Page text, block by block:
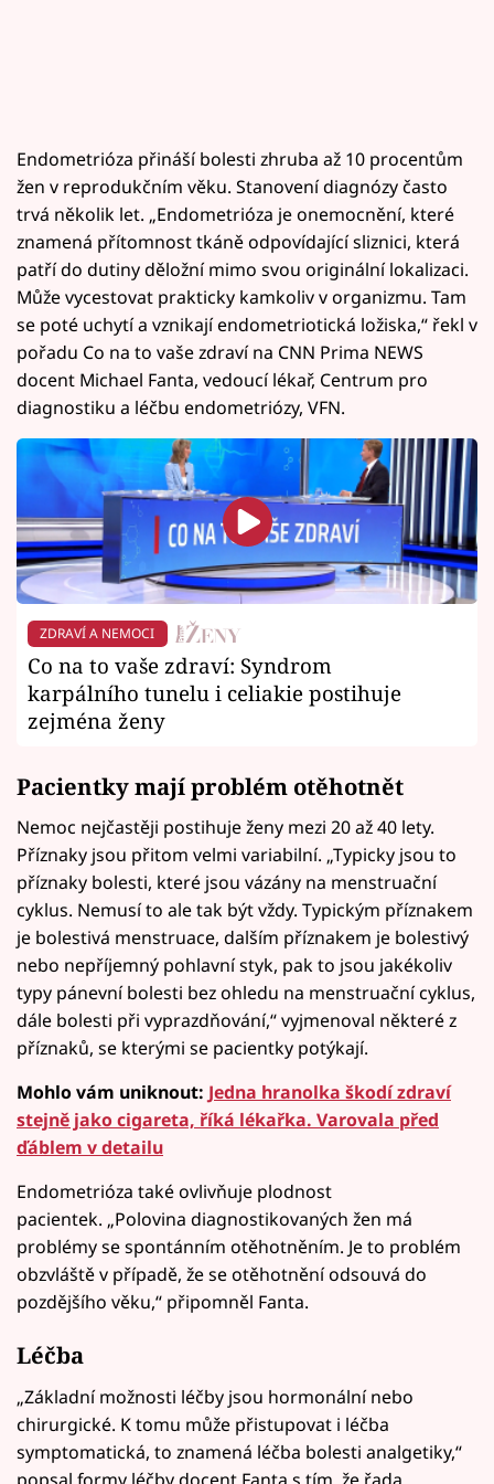
Endometrióza přináší bolesti zhruba až 10 procentům
žen v reprodukčním věku. Stanovení diagnózy často
trvá několik let. „Endometrióza je onemocnění, které
znamená přítomnost tkáně odpovídající sliznici, která
patří do dutiny děložní mimo svou originální lokalizaci.
Může vycestovat prakticky kamkoliv v organizmu. Tam
se poté uchytí a vznikají endometriotická ložiska,“ řekl v
pořadu Co na to vaše zdraví na CNN Prima NEWS
docent Michael Fanta, vedoucí lékař, Centrum pro
diagnostiku a léčbu endometriózy, VFN.
ZDRAVÍ A NEMOCI
Co na to vaše zdraví: Syndrom
karpálního tunelu i celiakie postihuje
zejména ženy
Pacientky mají problém otěhotnět
Nemoc nejčastěji postihuje ženy mezi 20 až 40 lety.
Příznaky jsou přitom velmi variabilní. „Typicky jsou to
příznaky bolesti, které jsou vázány na menstruační
cyklus. Nemusí to ale tak být vždy. Typickým příznakem
je bolestivá menstruace, dalším příznakem je bolestivý
nebo nepříjemný pohlavní styk, pak to jsou jakékoliv
typy pánevní bolesti bez ohledu na menstruační cyklus,
dále bolesti při vyprazdňování,“ vyjmenoval některé z
příznaků, se kterými se pacientky potýkají.
Mohlo vám uniknout: Jedna hranolka škodí zdraví
stejně jako cigareta, říká lékařka. Varovala před
ďáblem v detailu
Endometrióza také ovlivňuje plodnost
pacientek. „Polovina diagnostikovaných žen má
problémy se spontánním otěhotněním. Je to problém
obzvláště v případě, že se otěhotnění odsouvá do
pozdějšího věku,“ připomněl Fanta.
Léčba
„Základní možnosti léčby jsou hormonální nebo
chirurgické. K tomu může přistupovat i léčba
symptomatická, to znamená léčba bolesti analgetiky,“
popsal formy léčby docent Fanta s tím, že řada